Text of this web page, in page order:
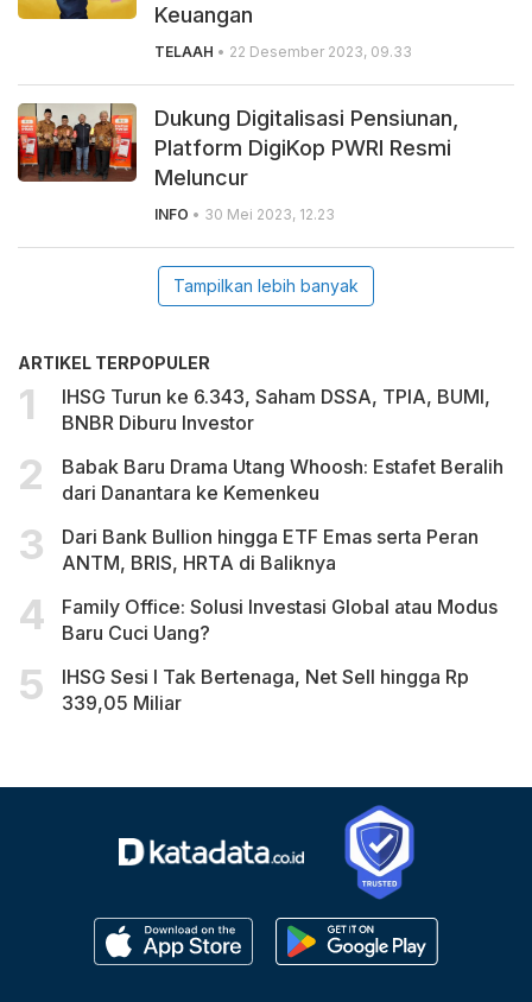
Keuangan
TELAAH • 22 Desember 2023, 09.33
Dukung Digitalisasi Pensiunan,
Platform DigiKop PWRI Resmi
Meluncur
INFO • 30 Mei 2023, 12.23
Tampilkan lebih banyak
ARTIKEL TERPOPULER
IHSG Turun ke 6.343, Saham DSSA, TPIA, BUMI,
BNBR Diburu Investor
Babak Baru Drama Utang Whoosh: Estafet Beralih
dari Danantara ke Kemenkeu
Dari Bank Bullion hingga ETF Emas serta Peran
ANTM, BRIS, HRTA di Baliknya
Family Office: Solusi Investasi Global atau Modus
Baru Cuci Uang?
IHSG Sesi I Tak Bertenaga, Net Sell hingga Rp
339,05 Miliar